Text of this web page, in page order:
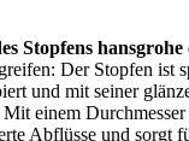
Stopfens hansgrohe
Der Stopfen ist
und mit seiner
einem
Abflüsse und sorgt